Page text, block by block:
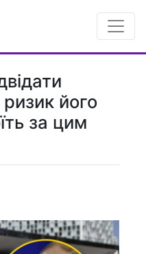
ризик його
за цим